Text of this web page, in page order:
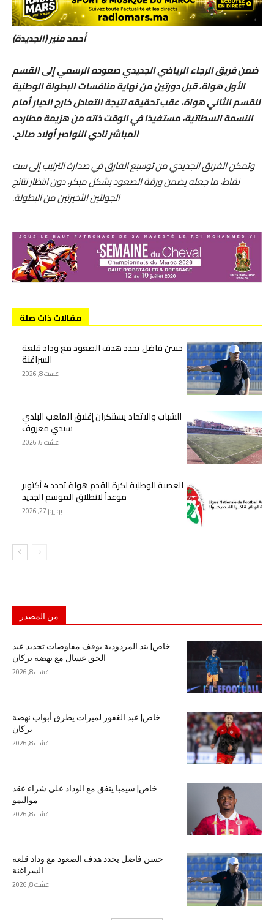
أحمد منير (الجديدة)
ضمن فريق الرجاء الرياضي الجديدي صعوده الرسمي إلى القسم
الأول هواة، قبل دورتين من نهاية منافسات البطولة الوطنية
للقسم الثاني هواة، عقب تحقيقه نتيجة التعادل خارج الديار أمام
النسمة السطاتية، مستفيدًا في الوقت ذاته من هزيمة مطارده
المباشر نادي النواصر أولاد صالح.
وتمكن الفريق الجديدي من توسيع الفارق في صدارة الترتيب إلى ست
نقاط، ما جعله يضمن ورقة الصعود بشكل مبكر، دون انتظار نتائج
الجولتين الأخيرتين من البطولة.
مقالات ذات صلة
حسن فاضل يحدد هدف الصعود مع وداد قلعة
السراغنة
غشت 8, 2026
الشباب والاتحاد يستنكران إغلاق الملعب البلدي
سيدي معروف
غشت 6, 2026
العصبة الوطنية لكرة القدم هواة تحدد 4 أكتوبر
موعداً لانطلاق الموسم الجديد
يوليوز 27, 2026
من المصدر
خاص| بند المردودية يوقف مفاوضات تجديد عبد
الحق عسال مع نهضة بركان
غشت 8, 2026
خاص| عبد الغفور لميرات يطرق أبواب نهضة
بركان
غشت 8, 2026
خاص| سيمبا يتفق مع الوداد على شراء عقد
مواليمو
غشت 8, 2026
حسن فاضل يحدد هدف الصعود مع وداد قلعة
السراغنة
غشت 8, 2026